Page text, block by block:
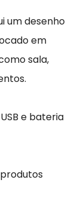
um desenho
em
sala,
e bateria